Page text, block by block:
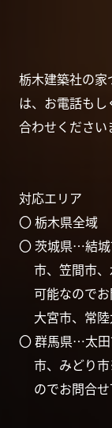
栃木建築社の
は、お電話も
合わせください
対応エリア
〇 栃木県全域
〇 茨城県…結城
市、笠間市
可能なので
大宮市、常
〇 群馬県…太田
市、みどり
のでお問合